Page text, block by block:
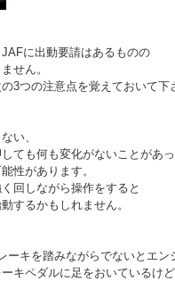
に出動要請はあるものの
せん。
3つの注意点を覚えておいて下
い、
ても何も変化がないことがあ
性があります。
回しながら操作をすると
するかもしれません。
ーキを踏みながらでないとエン
キペダルに足をおいているけ